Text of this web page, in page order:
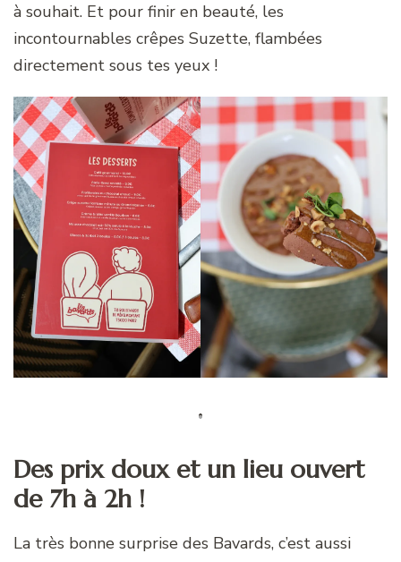
à souhait. Et pour finir en beauté, les
incontournables crêpes Suzette, flambées
directement sous tes yeux !
Des prix doux et un lieu ouvert
de 7h à 2h !
La très bonne surprise des Bavards, c’est aussi